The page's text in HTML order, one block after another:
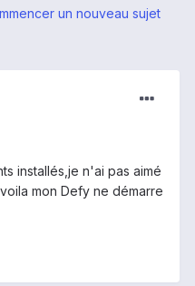
un nouveau sujet
installés,je n'ai pas aimé
mon Defy ne démarre